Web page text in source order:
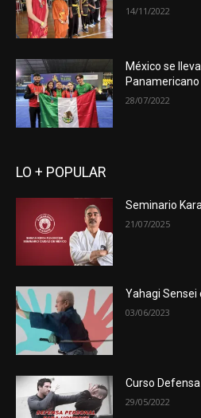
14/11/2022
México se
28/07/2022
LO + POPULAR
Seminario
21/07/2025
Yahagi Sensei
03/06/2023
Curso
29/05/2022